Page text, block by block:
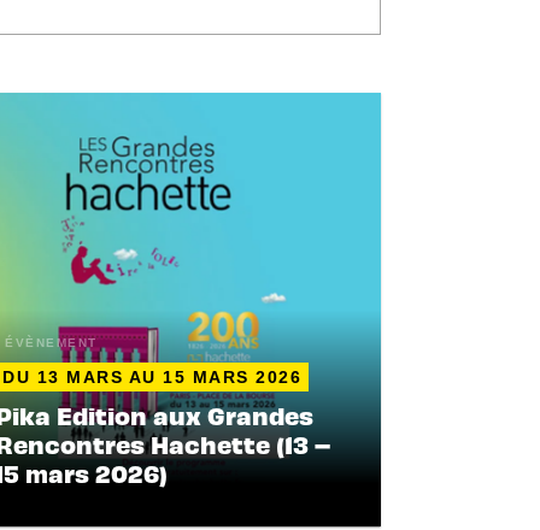
ÉVÈNEMENT
DU 13 MARS AU 15 MARS 2026
Edition aux Grandes
Hachette (13 –
mars 2026)